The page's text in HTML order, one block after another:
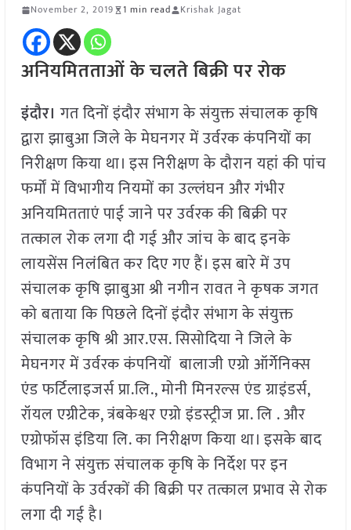
November 2, 2019 1 min read Krishak Jagat
अनियमितताओं के चलते बिक्री पर रोक
इंदौर। गत दिनों इंदौर संभाग के संयुक्त संचालक कृषि
द्वारा झाबुआ जिले के मेघनगर में उर्वरक कंपनियों का
निरीक्षण किया था। इस निरीक्षण के दौरान यहां की पांच
फर्मों में विभागीय नियमों का उल्लंघन और गंभीर
अनियमितताएं पाई जाने पर उर्वरक की बिक्री पर
तत्काल रोक लगा दी गई और जांच के बाद इनके
लायसेंस निलंबित कर दिए गए हैं। इस बारे में उप
संचालक कृषि झाबुआ श्री नगीन रावत ने कृषक जगत
को बताया कि पिछले दिनों इंदौर संभाग के संयुक्त
संचालक कृषि श्री आर.एस. सिसोदिया ने जिले के
मेघनगर में उर्वरक कंपनियों बालाजी एग्रो ऑर्गेनिक्स
एंड फर्टिलाइजर्स प्रा.लि., मोनी मिनरल्स एंड ग्राइंडर्स,
रॉयल एग्रीटेक, त्रंबकेश्वर एग्रो इंडस्ट्रीज प्रा. लि . और
एग्रोफॉस इंडिया लि. का निरीक्षण किया था। इसके बाद
विभाग ने संयुक्त संचालक कृषि के निर्देश पर इन
कंपनियों के उर्वरकों की बिक्री पर तत्काल प्रभाव से रोक
लगा दी गई है।